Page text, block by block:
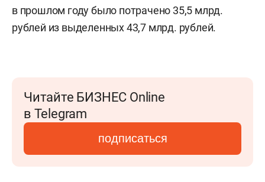
в прошлом году было потрачено 35,5 млрд.
рублей из выделенных 43,7 млрд. рублей.
Читайте БИЗНЕС Online
в Telegram
подписаться